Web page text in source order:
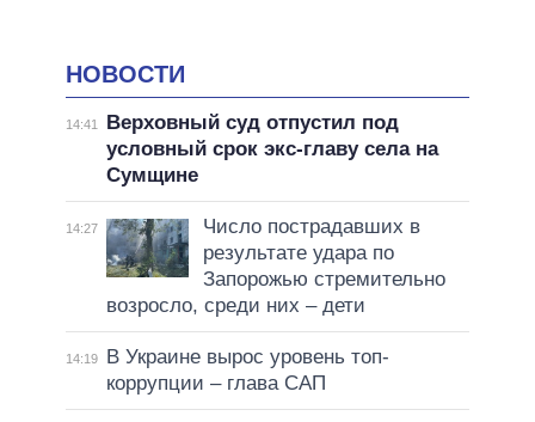
НОВОСТИ
14:41
Верховный суд отпустил под
условный срок экс-главу села на
Сумщине
14:27
Число пострадавших в
результате удара по
Запорожью стремительно
возросло, среди них – дети
14:19
В Украине вырос уровень топ-
коррупции – глава САП